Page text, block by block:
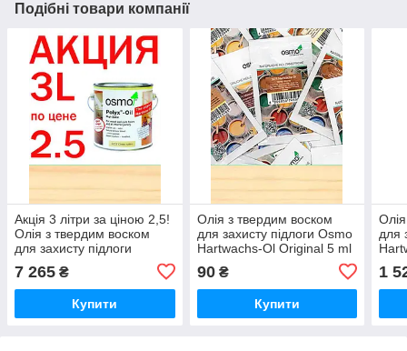
Подібні товари компанії
Акція 3 літри за ціною 2,5!
Олія з твердим воском
для захисту підлоги
Hartwachs-Ol Original 3 L
Шовковисто-матова
7 265 ₴
Купити
Олія з твердим воском
для захисту підлоги Osmo
Hartwachs-Ol Original 5 ml
303269
90₴
Купити
для
1